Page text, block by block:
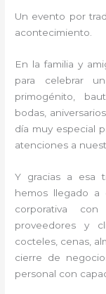
Un evento por
acontecimiento.
En la familia y
para celebrar
primogénito,
bodas,
día muy especial
atenciones a
Y gracias a esa
hemos llegado a
corporativa
proveedores y
cocteles, cenas,
cierre de
personal con